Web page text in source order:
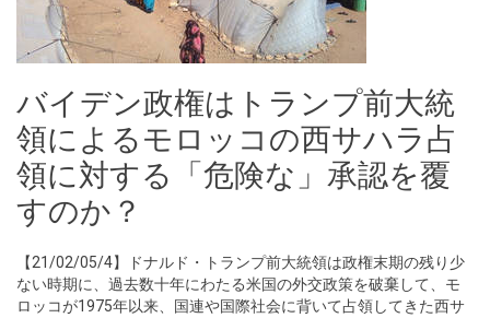
バイデン政権はトランプ前大統
領によるモロッコの西サハラ占
領に対する「危険な」承認を覆
すのか？
【21/02/05/4】ドナルド・トランプ前大統領は政権末期の残り少
ない時期に、過去数十年にわたる米国の外交政策を破棄して、モ
ロッコが1975年以来、国連や国際社会に背いて占領してきた西サ